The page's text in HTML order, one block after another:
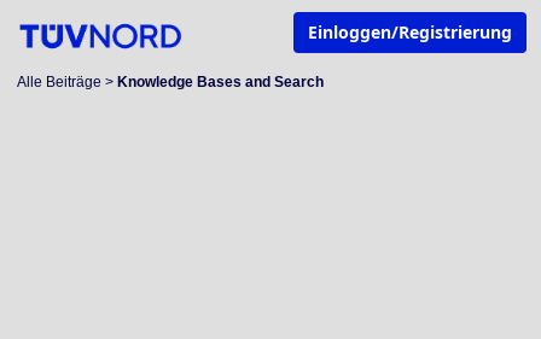
Einloggen/Registrierung
Alle Beiträge > Knowledge Bases and Search